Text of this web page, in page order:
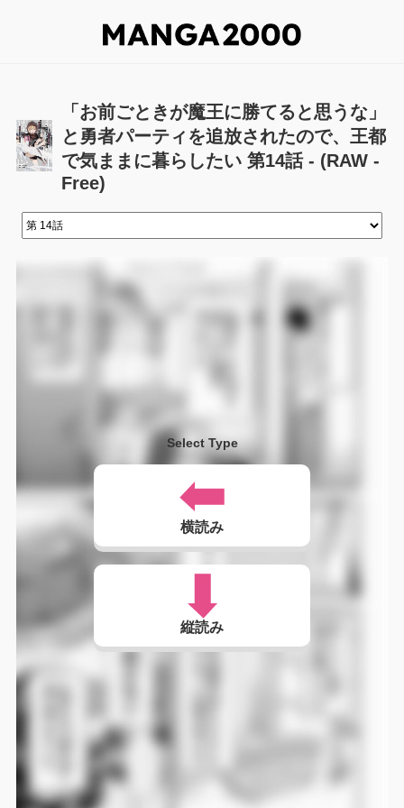
「お前ごときが魔王に勝てると思うな」
と勇者パーティを追放されたので、王都
で気ままに暮らしたい 第14話 - (RAW -
Free)
Select Type
横読み
縦読み